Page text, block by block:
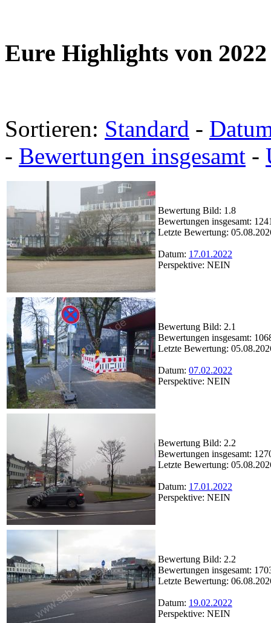
Eure Highlights von
Sortieren: Standard -
- Bewertungen insgesamt -
Bewertung Bild: 1.8
Bewertungen insgesamt:
Letzte Bewertung:
Datum: 17.01.2022
Perspektive: NEIN
Bewertung Bild: 2.1
Bewertungen insgesamt:
Letzte Bewertung:
Datum: 07.02.2022
Perspektive: NEIN
Bewertung Bild: 2.2
Bewertungen insgesamt:
Letzte Bewertung:
Datum: 17.01.2022
Perspektive: NEIN
Bewertung Bild: 2.2
Bewertungen insgesamt:
Letzte Bewertung:
Datum: 19.02.2022
Perspektive: NEIN